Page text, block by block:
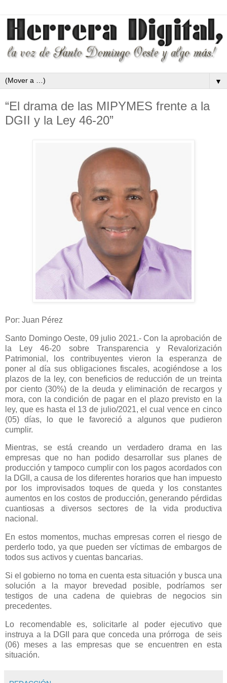
▼
“El drama de las MIPYMES frente a la
DGII y la Ley 46-20”
Por: Juan Pérez
Santo Domingo Oeste, 09 julio 2021.- Con la aprobación de
la Ley 46-20 sobre Transparencia y Revalorización
Patrimonial, los contribuyentes vieron la esperanza de
poner al día sus obligaciones fiscales, acogiéndose a los
plazos de la ley, con beneficios de reducción de un treinta
por ciento (30%) de la deuda y eliminación de recargos y
mora, con la condición de pagar en el plazo previsto en la
ley, que es hasta el 13 de julio/2021, el cual vence en cinco
(05) días, lo que le favoreció a algunos que pudieron
cumplir.
Mientras, se está creando un verdadero drama en las
empresas que no han podido desarrollar sus planes de
producción y tampoco cumplir con los pagos acordados con
la DGII, a causa de los diferentes horarios que han impuesto
por los improvisados toques de queda y los constantes
aumentos en los costos de producción, generando pérdidas
cuantiosas a diversos sectores de la vida productiva
nacional.
En estos momentos, muchas empresas corren el riesgo de
perderlo todo, ya que pueden ser víctimas de embargos de
todos sus activos y cuentas bancarias.
Si el gobierno no toma en cuenta esta situación y busca una
solución a la mayor brevedad posible, podríamos ser
testigos de una cadena de quiebras de negocios sin
precedentes.
Lo recomendable es, solicitarle al poder ejecutivo que
instruya a la DGII para que conceda una prórroga de seis
(06) meses a las empresas que se encuentren en esta
situación.